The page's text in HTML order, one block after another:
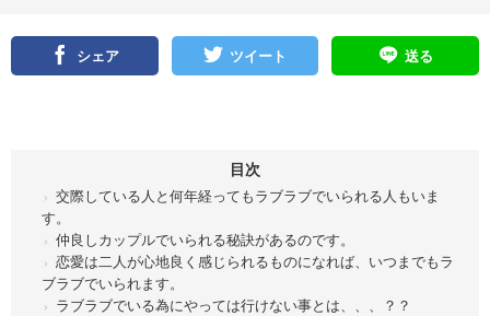
シェア ツイート 送る
目次
交際している人と何年経ってもラブラブでいられる人もいま
す。
仲良しカップルでいられる秘訣があるのです。
恋愛は二人が心地良く感じられるものになれば、いつまでもラ
ブラブでいられます。
ラブラブでいる為にやっては行けない事とは、、、？？